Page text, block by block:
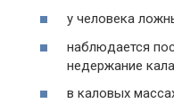
у человека
наблюдается
недержание
в каловых